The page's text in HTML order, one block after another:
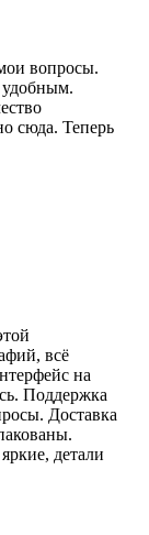
вопросы.
удобным.
сюда. Теперь
всё
на
Поддержка
Доставка
детали